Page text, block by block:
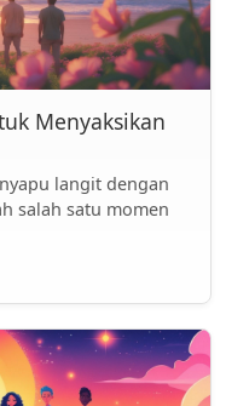
Menyaksikan
langit dengan
salah satu momen